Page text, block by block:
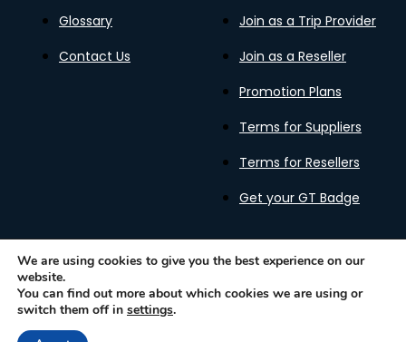
Glossary
Contact Us
Join as a Trip Provider
Join as a Reseller
Promotion Plans
Terms for Suppliers
Terms for Resellers
Get your GT Badge
Gastronomy Tours Copyright © 2026 |
We are using cookies to give you the best experience on our
website.
You can find out more about which cookies we are using or
switch them off in settings.